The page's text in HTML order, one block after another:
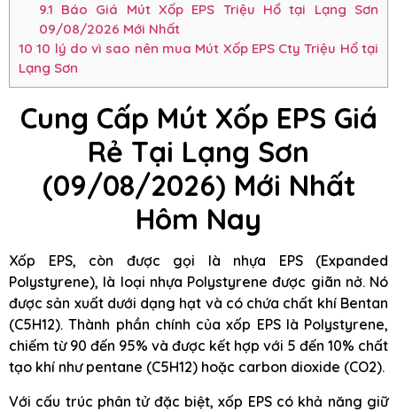
9.1 Báo Giá Mút Xốp EPS Triệu Hổ tại Lạng Sơn
09/08/2026 Mới Nhất
10 10 lý do vì sao nên mua Mút Xốp EPS Cty Triệu Hổ tại
Lạng Sơn
Cung Cấp Mút Xốp EPS Giá
Rẻ Tại Lạng Sơn
(09/08/2026) Mới Nhất
Hôm Nay
Xốp EPS, còn được gọi là nhựa EPS (Expanded
Polystyrene), là loại nhựa Polystyrene được giãn nở. Nó
được sản xuất dưới dạng hạt và có chứa chất khí Bentan
(C5H12). Thành phần chính của xốp EPS là Polystyrene,
chiếm từ 90 đến 95% và được kết hợp với 5 đến 10% chất
tạo khí như pentane (C5H12) hoặc carbon dioxide (CO2).
Với cấu trúc phân tử đặc biệt, xốp EPS có khả năng giữ